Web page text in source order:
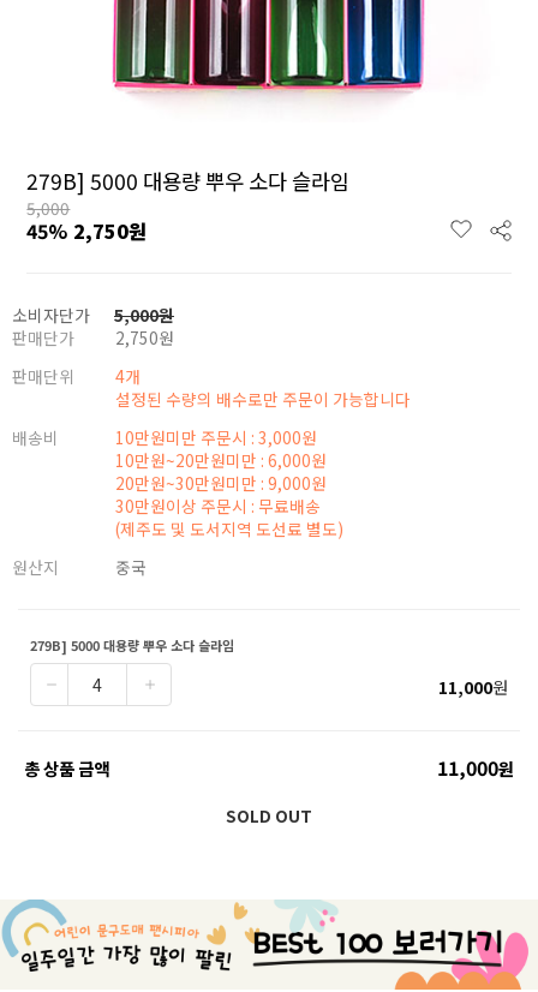
279B] 5000 대용량 뿌우 소다 슬라임
5,000
45% 2,750원
소비자단가 5,000원
판매단가
2,750원
판매단위
4개
설정된 수량의 배수로만 주문이 가능합니다
배송비
10만원미만 주문시 : 3,000원
10만원~20만원미만 : 6,000원
20만원~30만원미만 : 9,000원
30만원이상 주문시 : 무료배송
(제주도 및 도서지역 도선료 별도)
원산지
중국
279B] 5000 대용량 뿌우 소다 슬라임
11,000원
총 상품 금액 11,000원
SOLD OUT